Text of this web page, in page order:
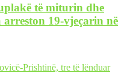
të miturin dhe
19-vjeçarin në